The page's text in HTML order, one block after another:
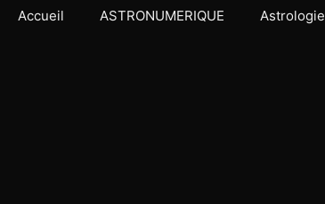
Accueil ASTRONUMERIQUE Astrologie